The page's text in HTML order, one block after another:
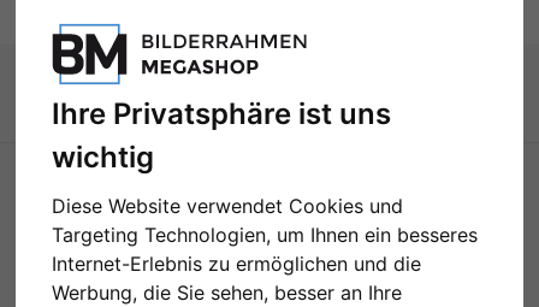
Ihre Privatsphäre ist uns
wichtig
Diese Website verwendet Cookies und
Targeting Technologien, um Ihnen ein besseres
Internet-Erlebnis zu ermöglichen und die
Werbung, die Sie sehen, besser an Ihre
Sie sind hier:
Zur Übersicht